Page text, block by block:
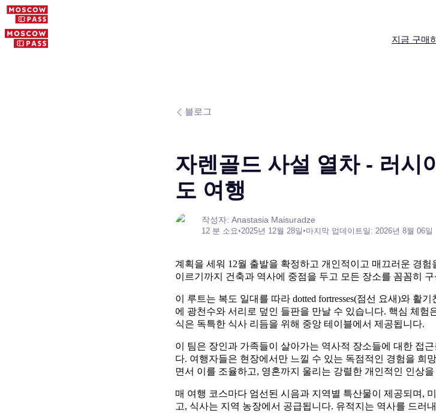
지금 구매
블로그
자렌골드 사설 열차 - 러시
도 여행
작성자: Anastasia Maisuradze
12 분 소요•2025년 12월 28일•마지막 업데이트일: 2026년 8월 06일
계획을 세워 12월 출발을 확정하고 개인적이고 매끄러운 경
이르기까지 건축과 역사에 중점을 두고 모든 장소를 꼼꼼히
이 루트는 복도 일대를 따라 dotted fortresses(점선 요새)와 활
에 광천수와 서리로 덮인 들판을 만날 수 있습니다. 핵심 체험
식은 독특한 식사 리듬을 위해 중앙 테이블에서 제공됩니다.
이 팀은 장인과 가족들이 살아가는 역사적 장소들에 대한 접
다. 여행자들은 현장에서만 느낄 수 있는 독점적인 경험을 희
면서 이를 조율하고, 영혼까지 울리는 강렬한 개인적인 인상
매 여행 코스마다 엄선된 시음과 지역별 특산물이 제공되며,
고, 식사는 지역 농장에서 공급됩니다. 유적지는 역사를 드러